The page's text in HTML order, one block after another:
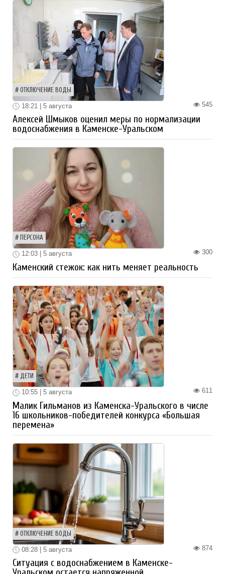
ОТКЛЮЧЕНИЕ ВОДЫ
545
18:21 | 5 августа
Алексей Шмыков оценил меры по нормализации
водоснабжения в Каменске-Уральском
ПЕРСОНА
300
12:03 | 5 августа
Каменский стежок: как нить меняет реальность
ДЕТИ
611
10:55 | 5 августа
Малик Гильманов из Каменска-Уральского в числе
16 школьников-победителей конкурса «Большая
перемена»
ОТКЛЮЧЕНИЕ ВОДЫ
874
08:28 | 5 августа
Ситуация с водоснабжением в Каменске-